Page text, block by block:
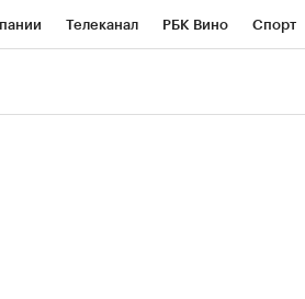
Телеканал РБК Вино Спорт